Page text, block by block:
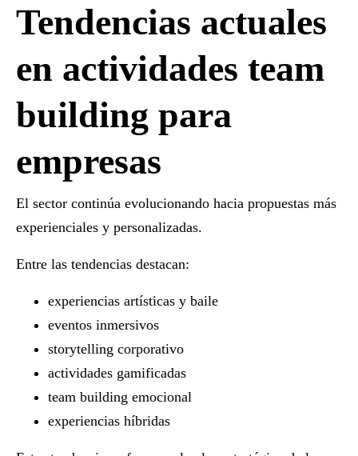
Tendencias actuales
en actividades team
building para
empresas
El sector continúa evolucionando hacia propuestas más
experienciales y personalizadas.
Entre las tendencias destacan:
experiencias artísticas y baile
eventos inmersivos
storytelling corporativo
actividades gamificadas
team building emocional
experiencias híbridas